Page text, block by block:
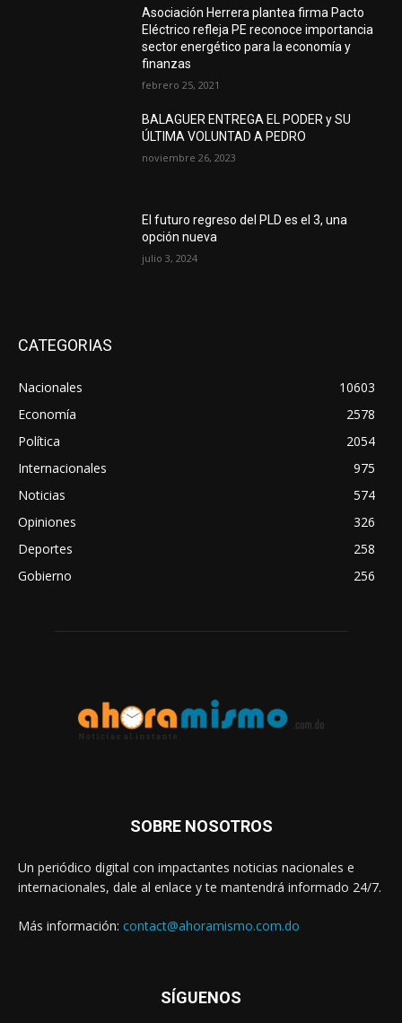
Asociación Herrera plantea firma Pacto
Eléctrico refleja PE reconoce importancia
sector energético para la economía y
finanzas
febrero 25, 2021
BALAGUER ENTREGA EL PODER y SU
ÚLTIMA VOLUNTAD A PEDRO
noviembre 26, 2023
El futuro regreso del PLD es el 3, una
opción nueva
julio 3, 2024
CATEGORIAS
Nacionales
10603
Economía
2578
Política
2054
Internacionales
975
Noticias
574
Opiniones
326
Deportes
258
Gobierno
256
SOBRE NOSOTROS
Un periódico digital con impactantes noticias nacionales e
internacionales, dale al enlace y te mantendrá informado 24/7.
Más información: contact@ahoramismo.com.do
SÍGUENOS